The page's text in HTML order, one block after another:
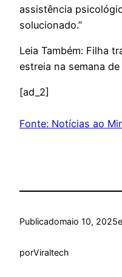
assistência
solucionado.”
Leia Também: Filha
estreia na semana
[ad_2]
Fonte: Notícias ao
Publicadomaio 10, 2025
porViraltech